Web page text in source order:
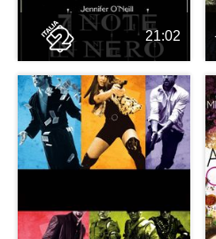
21:02